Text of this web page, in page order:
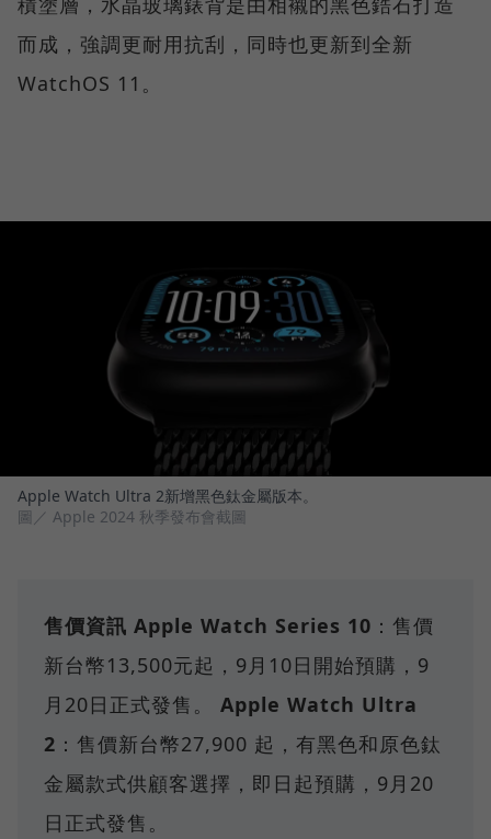
而成，強調更耐用抗刮，同時也更新到全新
WatchOS 11。
Apple Watch Ultra 2新增黑色鈦金屬版本。
圖／ Apple 2024 秋季發布會截圖
售價資訊 Apple Watch Series 10 ：售價
新台幣13,500元起，9月10日開始預購，9
月20日正式發售。 Apple Watch Ultra
2 ：售價新台幣27,900 起，有黑色和原色鈦
金屬款式供顧客選擇，即日起預購，9月20
日正式發售。